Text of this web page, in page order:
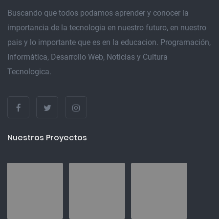
Buscando que todos podamos aprender y conocer la
importancia de la tecnologia en nuestro futuro, en nuestro
pais y lo importante que es en la educacion. Programación,
Informática, Desarrollo Web, Noticias y Cultura
Tecnologica.
Nuestros Proyectos